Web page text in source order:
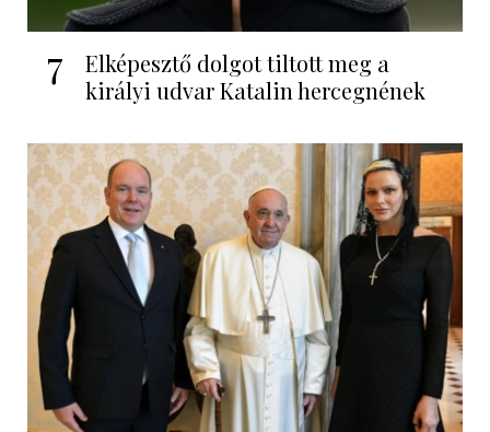
7
Elképesztő dolgot tiltott meg a
királyi udvar Katalin hercegnének